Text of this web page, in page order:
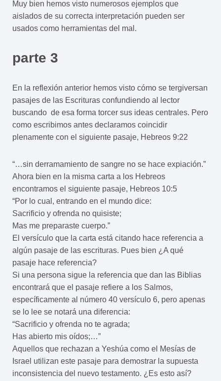
Muy bien hemos visto numerosos ejemplos que
aislados de su correcta interpretación pueden ser
usados como herramientas del mal.
parte 3
En la reflexión anterior hemos visto cómo se tergiversan
pasajes de las Escrituras confundiendo al lector
buscando de esa forma torcer sus ideas centrales. Pero
como escribimos antes declaramos coincidir
plenamente con el siguiente pasaje, Hebreos 9:22
“…sin derramamiento de sangre no se hace expiación.”
Ahora bien en la misma carta a los Hebreos
encontramos el siguiente pasaje, Hebreos 10:5
“Por lo cual, entrando en el mundo dice:
Sacrificio y ofrenda no quisiste;
Mas me preparaste cuerpo.”
El versículo que la carta está citando hace referencia a
algún pasaje de las escrituras. Pues bien ¿A qué
pasaje hace referencia?
Si una persona sigue la referencia que dan las Biblias
encontrará que el pasaje refiere a los Salmos,
específicamente al número 40 versículo 6, pero apenas
se lo lee se notará una diferencia:
“Sacrificio y ofrenda no te agrada;
Has abierto mis oídos;…”
Aquellos que rechazan a Yeshúa como el Mesías de
Israel utilizan este pasaje para demostrar la supuesta
inconsistencia del nuevo testamento. ¿Es esto así?